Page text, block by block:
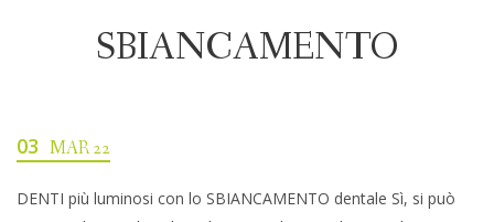
SBIANCAMENTO
03 MAR 22
DENTI più luminosi con lo SBIANCAMENTO dentale Sì, si può